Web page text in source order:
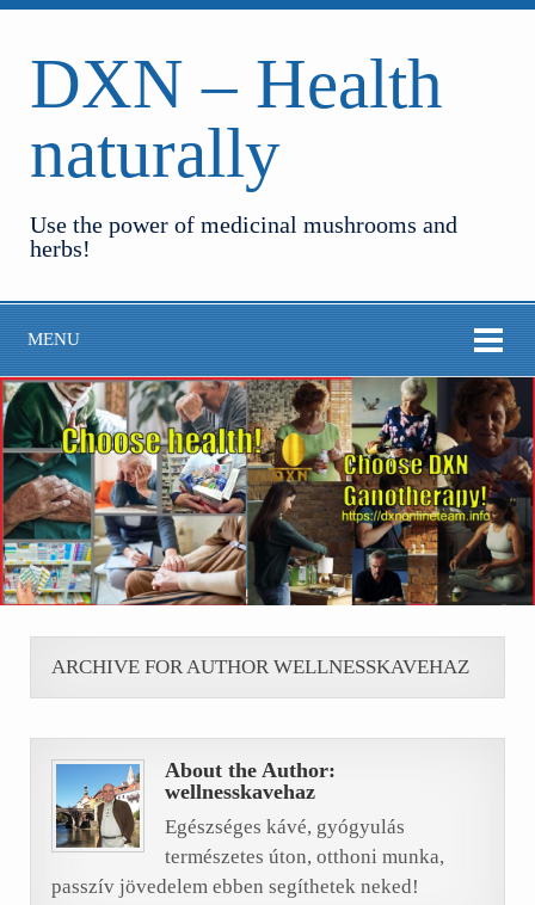
DXN – Health
naturally
Use the power of medicinal mushrooms and
herbs!
MENU
ARCHIVE FOR AUTHOR WELLNESSKAVEHAZ
About the Author:
wellnesskavehaz
Egészséges kávé, gyógyulás
természetes úton, otthoni munka,
passzív jövedelem ebben segíthetek neked!